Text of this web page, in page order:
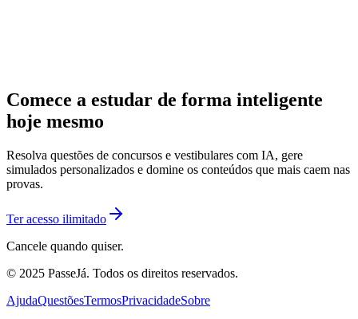
Comece a estudar de forma inteligente
hoje mesmo
Resolva questões de concursos e vestibulares com IA, gere
simulados personalizados e domine os conteúdos que mais caem nas
provas.
Ter acesso ilimitado
Cancele quando quiser.
© 2025 PasseJá. Todos os direitos reservados.
AjudaQuestõesTermosPrivacidadeSobre